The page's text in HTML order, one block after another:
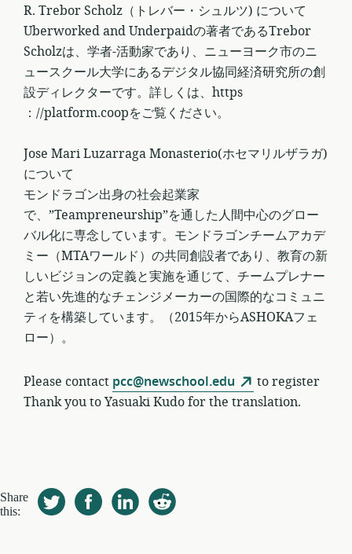
R. Trebor Scholz（トレバー・シュルツ) について
Uberworked and Underpaidの著者であるTrebor
Scholzは、学者-活動家であり、ニューヨーク市のニ
ュースクール大学にあるデジタル協同経済研究所の創
設ディレクターです。詳しくは、https
：//platform.coopをご覧ください。
Jose Mari Luzarraga Monasterio(ホセマリルザラガ)
について
モンドラゴン出身の社会起業家
で、”Teampreneurship”を通した人間中心のグロー
バル化に専念しています。モンドラゴンチームアカデ
ミー（MTAワールド）の共同創設者であり、教育の新
しいビジョンの定義と実施を通じて、チームプレナー
と若い先進的なチェンジメーカーの国際的なコミュニ
ティを構築しています。（2015年からASHOKAフェ
ロー）。
Please contact pcc@newschool.edu
to register
Thank you to Yasuaki Kudo for the translation.
Share
this: